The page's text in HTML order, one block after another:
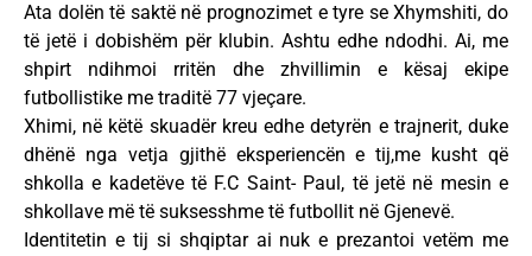
Ata dolën të saktë në prognozimet e tyre se Xhymshiti, do
të jetë i dobishëm për klubin. Ashtu edhe ndodhi. Ai, me
shpirt ndihmoi rritën dhe zhvillimin e kësaj ekipe
futbollistike me traditë 77 vjeçare.
Xhimi, në këtë skuadër kreu edhe detyrën e trajnerit, duke
dhënë nga vetja gjithë eksperiencën e tij,me kusht që
shkolla e kadetëve të F.C Saint- Paul, të jetë në mesin e
shkollave më të suksesshme të futbollit në Gjenevë.
Identitetin e tij si shqiptar ai nuk e prezantoi vetëm me